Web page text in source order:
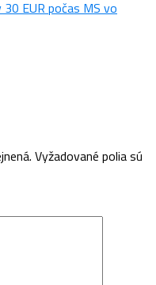
Vyžadované polia sú